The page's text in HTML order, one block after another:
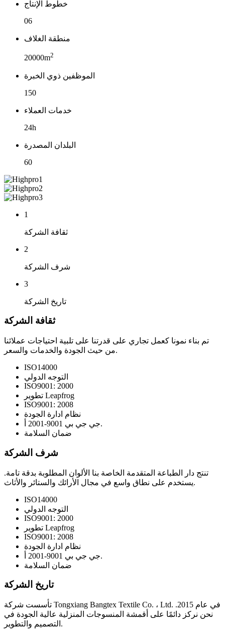
خطوط الإنتاج
06
منطقة الغلاف
20000m2
الموظفين ذوي الخبرة
150
خدمات العملاء
24h
البلدان المصدرة
60
1
ثقافة الشركة
2
شرف الشركة
3
تاريخ الشركة
ثقافة الشركة
تم بناء نمونا كعمل تجاري على قدرتنا على تلبية احتياجات عملائنا
من حيث الجودة والخدمات والسعر.
ISO14000
التوجه الدولي
ISO9001: 2000
تطوير Leapfrog
ISO9001: 2008
نظام ادارة الجودة
جي جي بي 9001-2001 أ.
ضمان السلامة
شرف الشركة
تنتج دار الطباعة المتقدمة الخاصة بنا الألوان المطلوبة بدقة تامة.
يستخدم على نطاق واسع في مجال الأرائك والستائر والأثاث.
ISO14000
التوجه الدولي
ISO9001: 2000
تطوير Leapfrog
ISO9001: 2008
نظام ادارة الجودة
جي جي بي 9001-2001 أ.
ضمان السلامة
تاريخ الشركة
تأسست شركة Tongxiang Bangtex Textile Co. ، Ltd. في عام 2015.
نحن نركز دائمًا على أقمشة المنسوجات المنزلية عالية الجودة في
التصميم والتطوير.